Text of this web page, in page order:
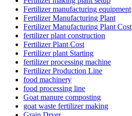
Fertilizer manufacturing equipment
Fertilizer Manufacturing Plant
Fertilizer Manufacturing Plant Cost
fertilizer plant construction
Fertilizer Plant Cost
Fertilizer plant Starting
fertilizer processing machine
Fertilizer Production Line
food machinery
food processing line
Goat manure composting
goat waste fertilizer making